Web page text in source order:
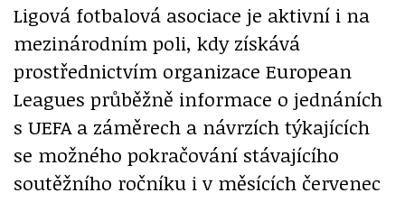
Ligová fotbalová asociace je aktivní i na
mezinárodním poli, kdy získává
prostřednictvím organizace European
Leagues průběžně informace o jednáních
s UEFA a záměrech a návrzích týkajících
se možného pokračování stávajícího
soutěžního ročníku i v měsících červenec